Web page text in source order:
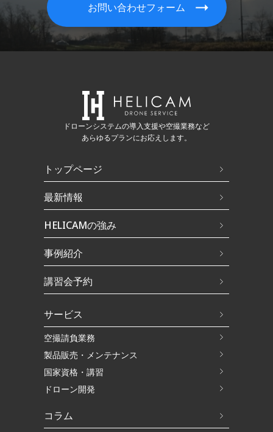
お問い合わせフォーム
ドローンシステムの導入支援や空撮業務など
あらゆるプランにお応えします。
トップページ
最新情報
HELICAMの強み
事例紹介
講習会予約
サービス
空撮請負業務
製品販売・メンテナンス
国家資格・講習
ドローン開発
コラム